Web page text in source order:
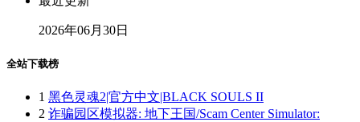
2026年06月30日
全站下载榜
1 黑色灵魂2|官方中文|BLACK SOULS II
2 诈骗园区模拟器: 地下王国/Scam Center Simulator: